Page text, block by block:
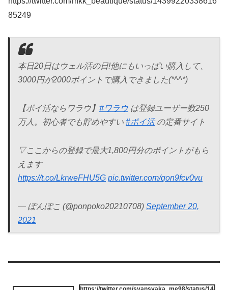
85249
本日20日はウェル活の日!他にもいっぱい購入して、
3000円が2000ポイントで購入できました(*^^*)
【ポイ活ならワラウ】 #ワラウ は登録ユーザー数250
万人。初心者でも貯めやすい #ポイ活の定番サイト
▽ここからの登録で最大1,800円分のポイントがもら
えます
https://t.co/LkrweFHU5G pic.twitter.com/qon9fcv0vu
— ぽんぽこ (@ponpoko20210708) September 20,
2021